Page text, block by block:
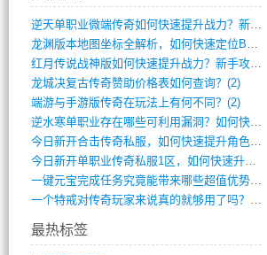
逆天单职业微端传奇如何快速提升战力？新手(4)
龙渊版本地图坐标全解析，如何快速定位BO(3)
红月传说战神版如何快速提升战力？新手攻略(3)
龙城决复古传奇赞助价格表如何查询？(2)
端游与手游版传奇在玩法上有何不同？(2)
逆水寒单职业存在哪些可利用漏洞？如何快速(1)
今日新开合击传奇私服，如何快速提升角色战(0)
今日新开单职业传奇私服1区，如何快速升级(0)
一键元宝完成任务究竟能带来哪些超值优势？(0)
一个特戒对传奇玩家来说真的就够用了吗？(0)
最热标签